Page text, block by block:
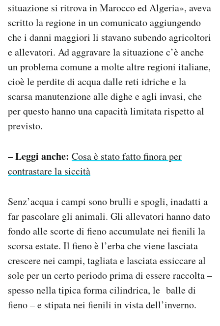
situazione si ritrova in Marocco ed Algeria», aveva
scritto la regione in un comunicato aggiungendo
che i danni maggiori li stavano subendo agricoltori
e allevatori. Ad aggravare la situazione c’è anche
un problema comune a molte altre regioni italiane,
cioè le perdite di acqua dalle reti idriche e la
scarsa manutenzione alle dighe e agli invasi, che
per questo hanno una capacità limitata rispetto al
previsto.
– Leggi anche: Cosa è stato fatto finora per
contrastare la siccità
Senz’acqua i campi sono brulli e spogli, inadatti a
far pascolare gli animali. Gli allevatori hanno dato
fondo alle scorte di fieno accumulate nei fienili la
scorsa estate. Il fieno è l’erba che viene lasciata
crescere nei campi, tagliata e lasciata essiccare al
sole per un certo periodo prima di essere raccolta –
spesso nella tipica forma cilindrica, le balle di
fieno – e stipata nei fienili in vista dell’inverno.